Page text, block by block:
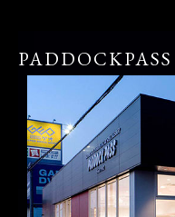
PADDOCKPASS